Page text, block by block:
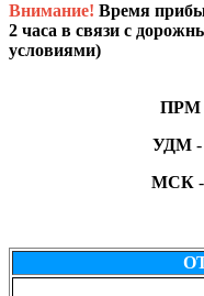
Внимание! Время
2 часа в связи с
условиями)
ПРМ
УДМ
МСК